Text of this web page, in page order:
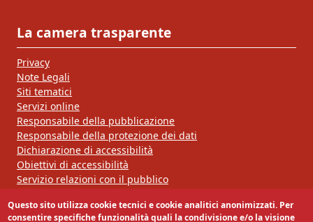
La camera trasparente
Privacy
Note Legali
Siti tematici
Servizi online
Responsabile della pubblicazione
Responsabile della protezione dei dati
Dichiarazione di accessibilità
Obiettivi di accessibilità
Servizio relazioni con il pubblico
Segui la nostra pagina:
Questo sito utilizza cookie tecnici e cookie analitici anonimizzati. Per
consentire specifiche funzionalità quali la condivisione e/o la visione